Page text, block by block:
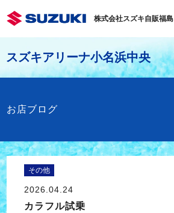
株式会社スズキ自販福島
スズキアリーナ小名浜中央
お店ブログ
その他
2026.04.24
カラフル試乗